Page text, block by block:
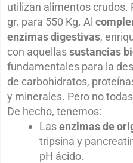
utilizan alimentos crudos.
gr. para 550 Kg. Al
enzimas digestivas,
con aquellassustancias
fundamentales para la
de carbohidratos,
y minerales. Pero no
De hecho, tenemos:
Lasenzimas de
tripsina y
pH ácido.